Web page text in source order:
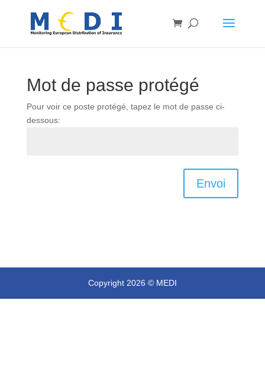
Mot de passe protégé
Pour voir ce poste protégé, tapez le mot de passe ci-
dessous:
Envoi
Copyright 2026 © MEDI